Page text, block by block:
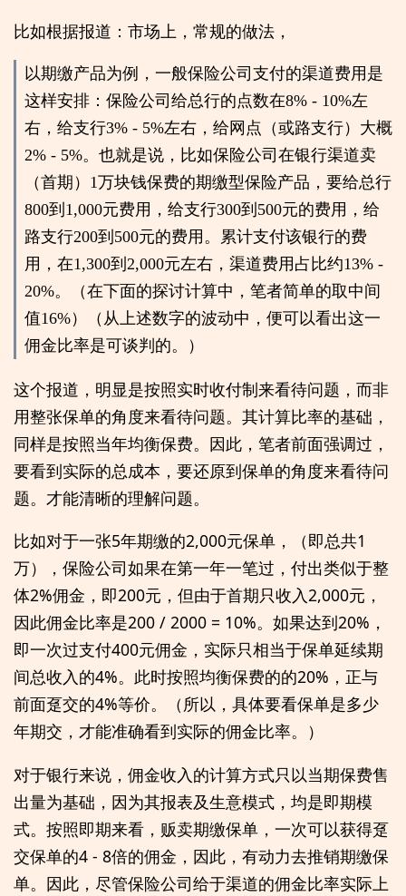
比如根据报道：市场上，常规的做法，
以期缴产品为例，一般保险公司支付的渠道费用是
这样安排：保险公司给总行的点数在8% - 10%左
右，给支行3% - 5%左右，给网点（或路支行）大概
2% - 5%。也就是说，比如保险公司在银行渠道卖
（首期）1万块钱保费的期缴型保险产品，要给总行
800到1,000元费用，给支行300到500元的费用，给
路支行200到500元的费用。累计支付该银行的费
用，在1,300到2,000元左右，渠道费用占比约13% -
20%。（在下面的探讨计算中，笔者简单的取中间
值16%）（从上述数字的波动中，便可以看出这一
佣金比率是可谈判的。）
这个报道，明显是按照实时收付制来看待问题，而非
用整张保单的角度来看待问题。其计算比率的基础，
同样是按照当年均衡保费。因此，笔者前面强调过，
要看到实际的总成本，要还原到保单的角度来看待问
题。才能清晰的理解问题。
比如对于一张5年期缴的2,000元保单，（即总共1
万），保险公司如果在第一年一笔过，付出类似于整
体2%佣金，即200元，但由于首期只收入2,000元，
因此佣金比率是200 / 2000 = 10%。如果达到20%，
即一次过支付400元佣金，实际只相当于保单延续期
间总收入的4%。此时按照均衡保费的的20%，正与
前面趸交的4%等价。（所以，具体要看保单是多少
年期交，才能准确看到实际的佣金比率。）
对于银行来说，佣金收入的计算方式只以当期保费售
出量为基础，因为其报表及生意模式，均是即期模
式。按照即期来看，贩卖期缴保单，一次可以获得趸
交保单的4 - 8倍的佣金，因此，有动力去推销期缴保
单。因此，尽管保险公司给于渠道的佣金比率实际上